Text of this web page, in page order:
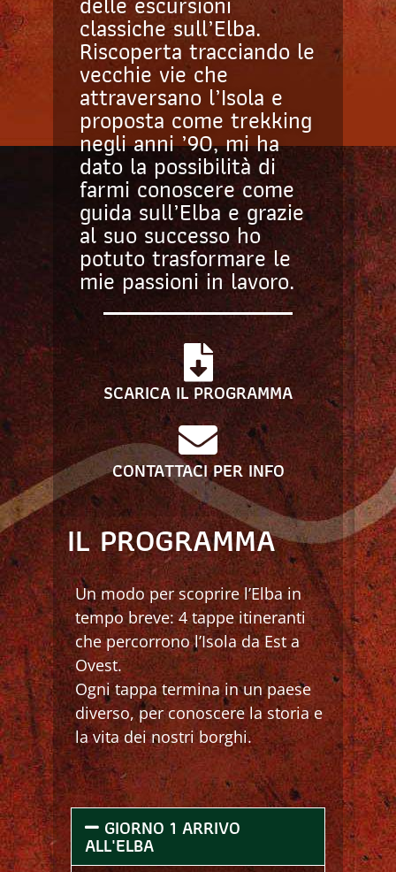
classiche sull’Elba.
Riscoperta tracciando le
vecchie vie che
attraversano l’Isola e
proposta come trekking
negli anni ’90, mi ha
dato la possibilità di
farmi conoscere come
guida sull’Elba e grazie
al suo successo ho
potuto trasformare le
mie passioni in lavoro.
SCARICA IL PROGRAMMA
CONTATTACI PER INFO
IL PROGRAMMA
Un modo per scoprire l’Elba in
tempo breve: 4 tappe itineranti
che percorrono l’Isola da Est a
Ovest.
Ogni tappa termina in un paese
diverso, per conoscere la storia e
la vita dei nostri borghi.
GIORNO 1 ARRIVO
ALL'ELBA